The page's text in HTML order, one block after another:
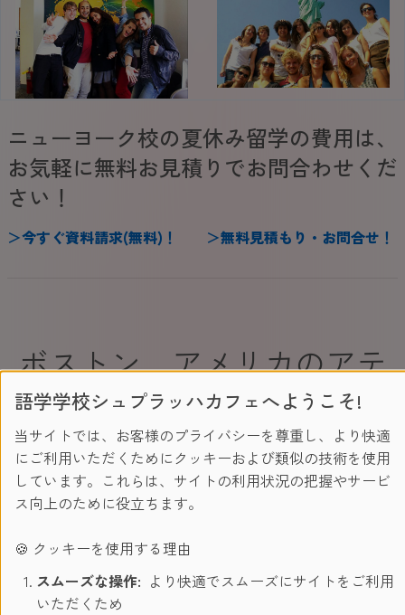
ニューヨーク校の夏休み留学の費用は、
お気軽に無料お見積りでお問合わせくだ
さい！
＞今すぐ資料請求(無料) ！ ＞無料見積もり・お問合せ ！
ボストン アメリカのアテ
ネ
ボストンとは
古都ボストンは、世界的に有名なハーバード大学の本拠地
番大学が密集している場所であり、重要な歴史的建造物の
宝庫でもあります。
語学学校シュプラッハカフェへようこそ!
当サイトでは、お客様のプライバシーを尊重し、より快適
にご利用いただくためにクッキーおよび類似の技術を使用
しています。これらは、サイトの利用状況の把握やサービ
ス向上のために役立ちます。
🍪 クッキーを使用する理由
スムーズな操作: より快適でスムーズにサイトをご利用
いただくため